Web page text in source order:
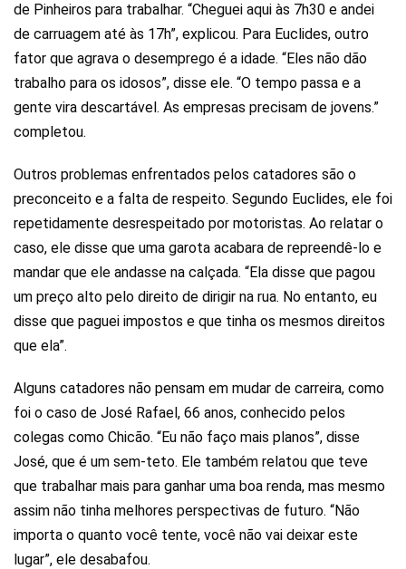
de Pinheiros para trabalhar. “Cheguei aqui às 7h30 e andei
de carruagem até às 17h”, explicou. Para Euclides, outro
fator que agrava o desemprego é a idade. “Eles não dão
trabalho para os idosos”, disse ele. “O tempo passa e a
gente vira descartável. As empresas precisam de jovens.”
completou.
Outros problemas enfrentados pelos catadores são o
preconceito e a falta de respeito. Segundo Euclides, ele foi
repetidamente desrespeitado por motoristas. Ao relatar o
caso, ele disse que uma garota acabara de repreendê-lo e
mandar que ele andasse na calçada. “Ela disse que pagou
um preço alto pelo direito de dirigir na rua. No entanto, eu
disse que paguei impostos e que tinha os mesmos direitos
que ela”.
Alguns catadores não pensam em mudar de carreira, como
foi o caso de José Rafael, 66 anos, conhecido pelos
colegas como Chicão. “Eu não faço mais planos”, disse
José, que é um sem-teto. Ele também relatou que teve
que trabalhar mais para ganhar uma boa renda, mas mesmo
assim não tinha melhores perspectivas de futuro. “Não
importa o quanto você tente, você não vai deixar este
lugar”, ele desabafou.